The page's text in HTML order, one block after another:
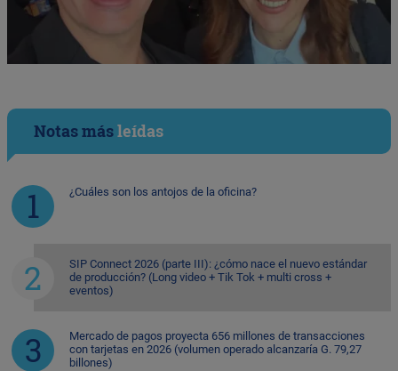
Notas másleídas
¿Cuáles son los antojos de la oficina?
SIP Connect 2026 (parte III): ¿cómo nace el nuevo estándar
de producción? (Long video + Tik Tok + multi cross +
eventos)
Mercado de pagos proyecta 656 millones de transacciones
con tarjetas en 2026 (volumen operado alcanzaría G. 79,27
billones)